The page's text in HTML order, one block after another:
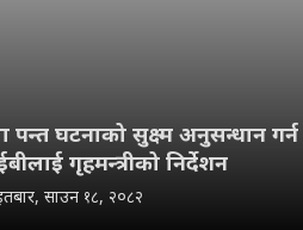
पन्त घटनाको सुक्ष्म अनुसन्धान गर्न
गृहमन्त्रीको निर्देशन
साउन १८, २०८२